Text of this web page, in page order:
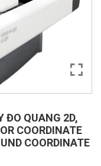
ĐO QUANG 2D,
COORDINATE
COORDINATE